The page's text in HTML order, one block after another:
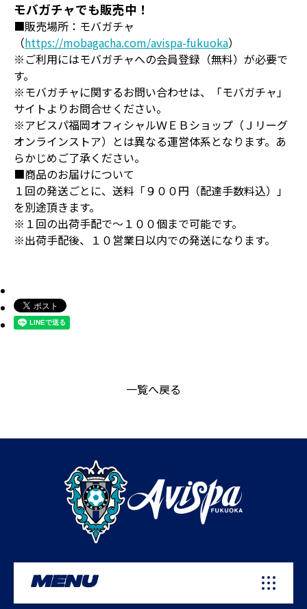
モバガチャでも販売中！
■販売場所：モバガチャ
（https://mobagacha.com/avispa-fukuoka）
※ご利用にはモバガチャへの会員登録（無料）が必要で
す。
※モバガチャに関するお問い合わせは、「モバガチャ」
サイトよりお問合せください。
※アビスパ福岡オフィシャルＷＥＢショップ（Ｊリーグ
オンラインストア）とは異なる運営体系となります。あ
らかじめご了承ください。
■商品のお届けについて
１回の発送ごとに、送料「９００円（配達手数料込）」
を別途頂きます。
※１回の出荷手配で～１００個まで可能です。
※出荷手配後、１０営業日以内での発送になります。
一覧へ戻る
MENU